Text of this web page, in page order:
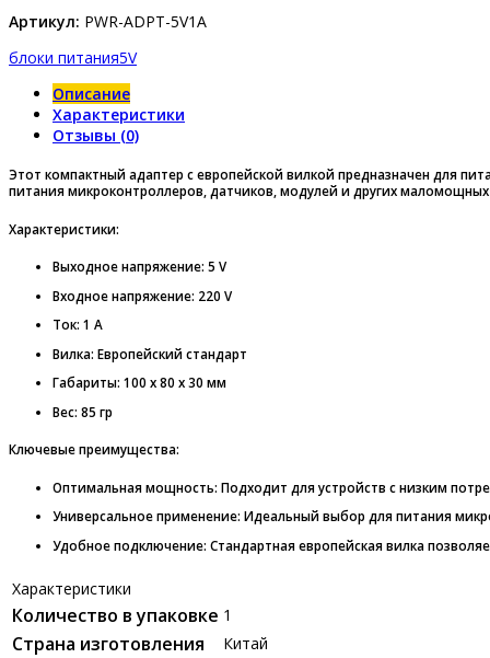
Артикул: PWR-ADPT-5V1A
блоки питания5V
Описание
Характеристики
Отзывы (0)
Этот компактный адаптер с европейской вилкой предназначен для
питания микроконтроллеров, датчиков, модулей и других маломощных
Характеристики:
Выходное напряжение: 5 V
Входное напряжение: 220 V
Ток: 1 А
Вилка: Европейский стандарт
Габариты: 100 x 80 x 30 мм
Вес: 85 гр
Ключевые преимущества:
Оптимальная мощность: Подходит для устройств с низким
Универсальное применение: Идеальный выбор для питания
Удобное подключение: Стандартная европейская вилка
Характеристики
Количество в упаковке 1
Страна изготовления
Китай